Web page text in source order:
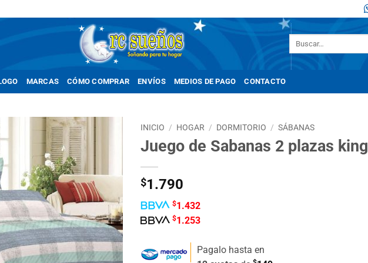
MARCAS CÓMO COMPRAR ENVÍOS MEDIOS DE PAGO CONTACTO
lista de
deseos
INICIO / HOGAR / DORMITORIO / SÁBANAS
Juego de Sabanas 2 plazas king
$1.790
$1.432
$1.253
Pagalo hasta en